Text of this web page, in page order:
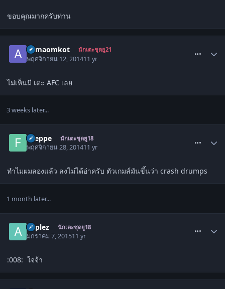
ขอบคุณมากครับท่าน
aomaomkot นักเตะชุดยู21
พฤศจิกายน 12, 201411 yr
ไม่เห็นมี เตะ AFC เลย
3 weeks later...
Fileppe นักเตะชุดยู18
พฤศจิกายน 28, 201411 yr
ทำไมผมลองแล้ว ลงไม่ได้อ่าครับ ตัวเกมส์มันขึ้นว่า crash drumps
1 month later...
applez นักเตะชุดยู18
มกราคม 7, 201511 yr
:008: ใจจ้า